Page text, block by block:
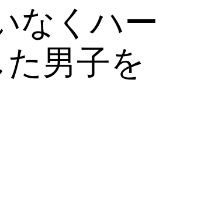
なくハー
男子を